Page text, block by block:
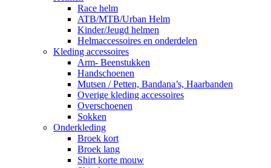
Race helm
ATB/MTB/Urban Helm
Kinder/Jeugd helmen
Helmaccessoires en onderdelen
Kleding accessoires
Arm- Beenstukken
Handschoenen
Mutsen / Petten, Bandana’s, Haarbanden
Overige kleding accessoires
Overschoenen
Sokken
Onderkleding
Broek kort
Broek lang
Shirt korte mouw